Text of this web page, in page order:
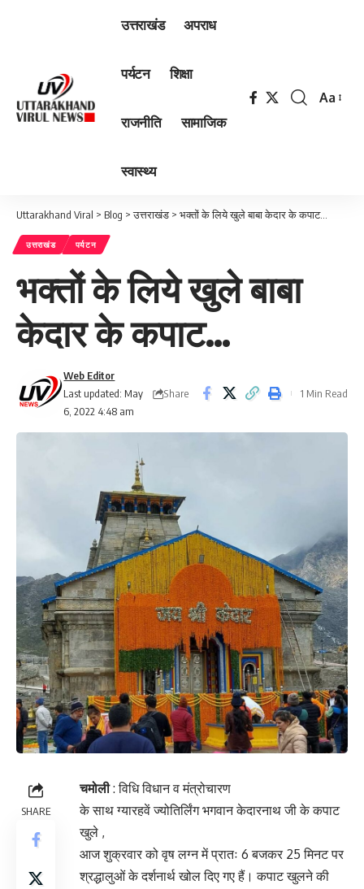
उत्तराखंड अपराध
पर्यटन शिक्षा
राजनीति सामाजिक
स्वास्थ्य
Font
Aa
Uttarakhand Viral > Blog >उत्तराखंड > भक्तों के लिये खुले बाबा केदार के कपाट…
उत्तराखंड पर्यटन
भक्तों के लिये खुले बाबा
केदार के कपाट…
Last updated: May
6, 2022 4:48 am
Web Editor
Share
1 Min Read
SHARE
चमोली: विधि विधान व मंत्रोचारण
के साथ ग्यारहवें ज्योतिर्लिंग भगवान केदारनाथ जी के कपाट
खुले ,
आज शुक्रवार को वृष लग्न में प्रातः 6 बजकर 25 मिनट पर
श्रद्धालुओं के दर्शनार्थ खोल दिए गए हैं। कपाट खुलने की